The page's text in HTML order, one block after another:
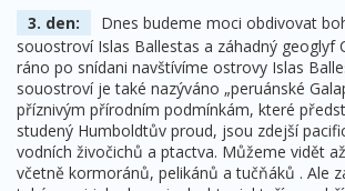
3. den:
Dnes budeme moci obdivovat
souostroví Islas Ballestas a záhadný geoglyf
ráno po snídani navštívíme ostrovy Islas
souostroví je také nazýváno „peruánské
příznivým přírodním podmínkám, které
studený Humboldtův proud, jsou zdejší
vodních živočichů a ptactva. Můžeme vidět
včetně kormoránů, pelikánů a tučňáků . Ale